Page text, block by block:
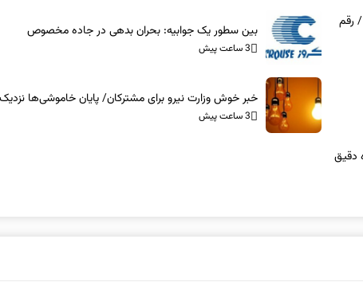
رقم
بین سطور یک جوابیه: بحران بدهی در جاده مخصوص
3 ساعت پیش
خبر خوش وزارت نیرو برای مشترکان/ پایان خاموشی‌ها
3 ساعت پیش
دقیق